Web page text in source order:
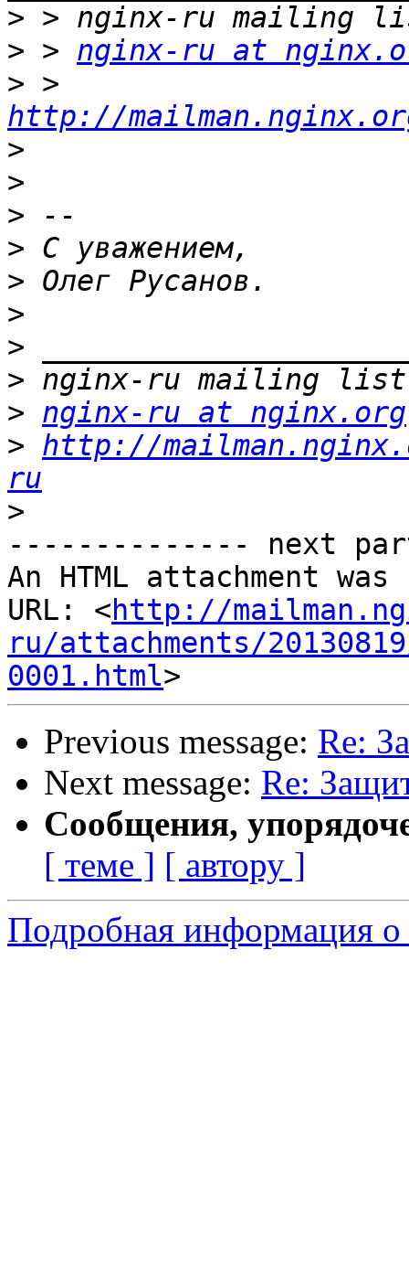
>
> > nginx-ru at
>
http://
>
>
>
>
>
>
>
>
> nginx-ru at nginx.org
> http://
ru
>
-------------- next
An HTML attachment
URL: <http://
ru/attachments/
0001.html
Previous message: Re:
Next message: Re:
Сообщения,
[ теме ] [ автору ]
Подробная информация